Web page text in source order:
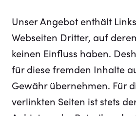
Unser Angebot enthält
Webseiten Dritter, auf
keinen Einfluss haben.
für diese fremden Inhalte
Gewähr übernehmen. Für
verlinkten Seiten ist stets